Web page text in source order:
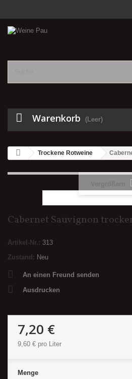
Warenkorb (Leer)
Trockene Rotweine
Cabernet Sauvignon
Artikel-Nr.: 313
Zustand: Neu
An einen Freund senden
Ausdrucken
7,20 €
9,60 € pro Liter
Menge